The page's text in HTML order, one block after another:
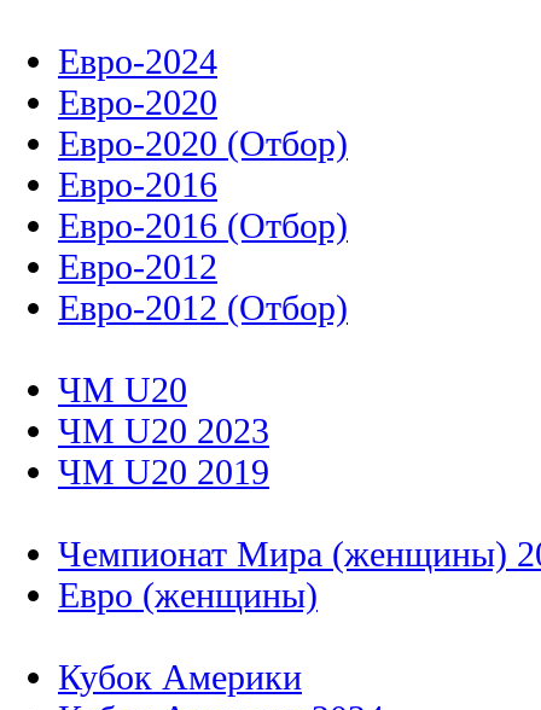
Евро-2024
Евро-2020
Евро-2020 (Отбор)
Евро-2016
Евро-2016 (Отбор)
Евро-2012
Евро-2012 (Отбор)
ЧМ U20
ЧМ U20 2023
ЧМ U20 2019
Чемпионат Мира (женщины)
Евро (женщины)
Кубок Америки